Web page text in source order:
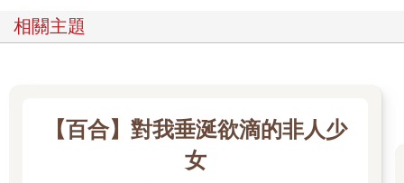
相關主題
【百合】對我垂涎欲滴的非人少
女